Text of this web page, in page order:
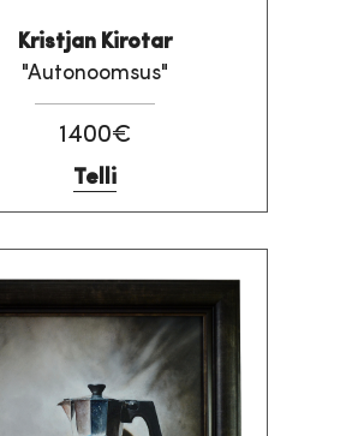
Kristjan Kirotar
"Autonoomsus"
1400€
Telli